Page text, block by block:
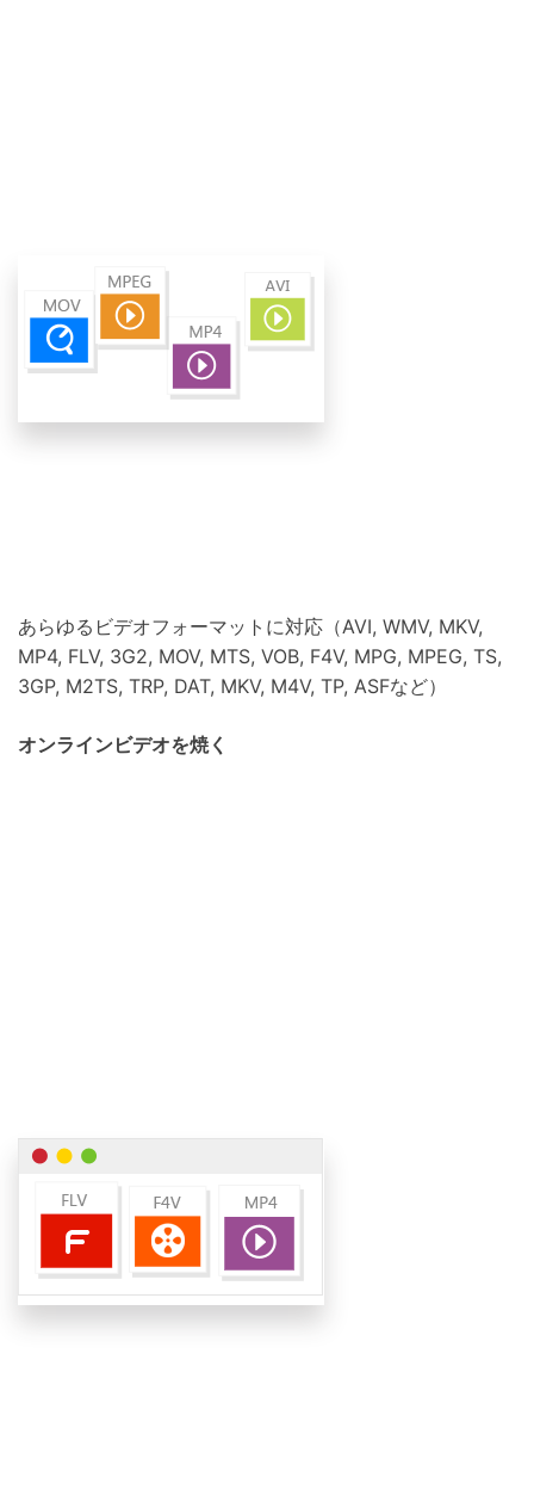
あらゆるビデオフォーマットに対応（AVI, WMV, MKV,
MP4, FLV, 3G2, MOV, MTS, VOB, F4V, MPG, MPEG, TS,
3GP, M2TS, TRP, DAT, MKV, M4V, TP, ASFなど）
オンラインビデオを焼く